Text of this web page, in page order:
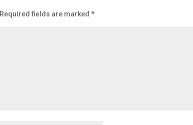
Required fields are marked *